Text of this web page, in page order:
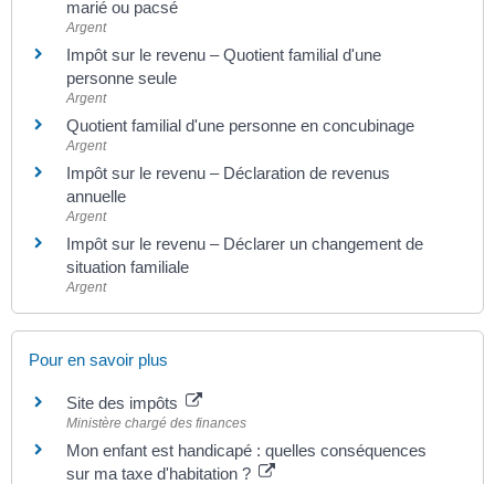
marié ou pacsé
Argent
Impôt sur le revenu – Quotient familial d'une
personne seule
Argent
Quotient familial d'une personne en concubinage
Argent
Impôt sur le revenu – Déclaration de revenus
annuelle
Argent
Impôt sur le revenu – Déclarer un changement de
situation familiale
Argent
Pour en savoir plus
Site des impôts
Ministère chargé des finances
Mon enfant est handicapé : quelles conséquences
sur ma taxe d'habitation ?